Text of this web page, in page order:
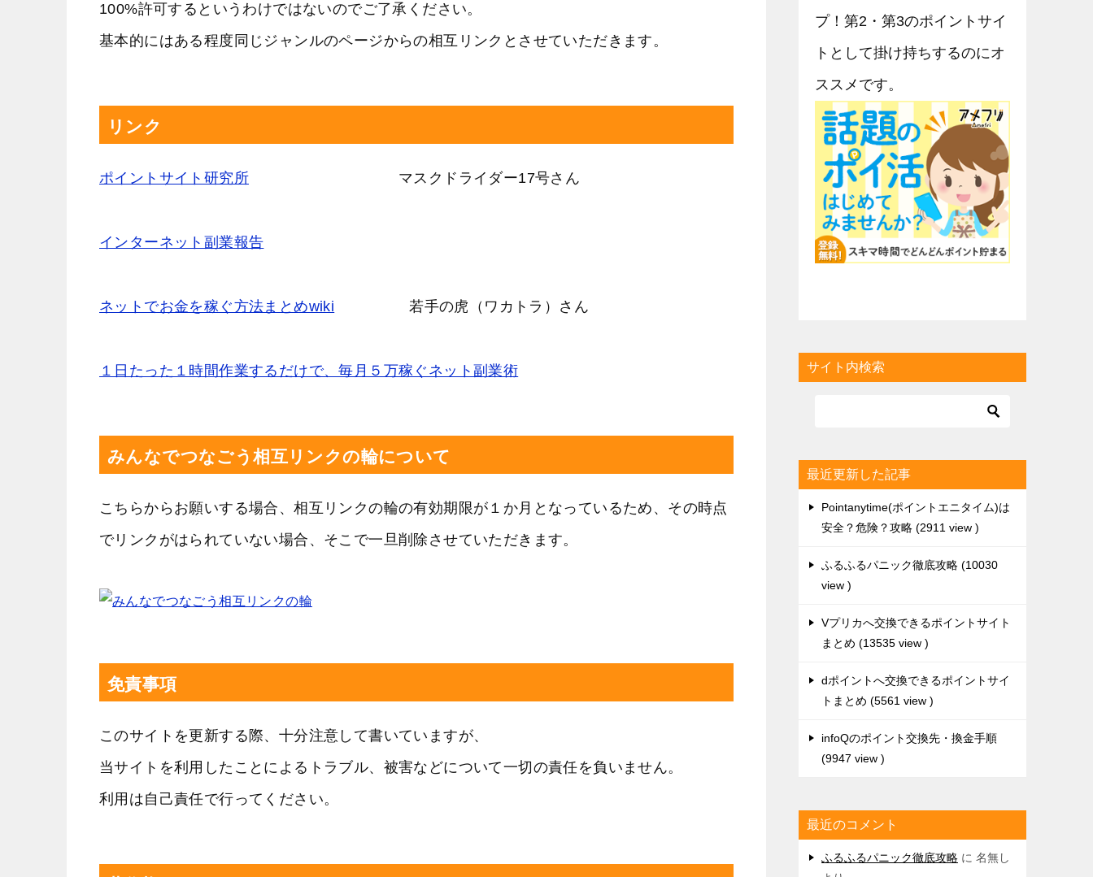
100%許可するというわけではないのでご了承ください。
基本的にはある程度同じジャンルのページからの相互リンクとさせていただきます。
リンク
ポイントサイト研究所 マスクドライダー17号さん
インターネット副業報告
ネットでお金を稼ぐ方法まとめwiki 若手の虎（ワカトラ）さん
１日たった１時間作業するだけで、毎月５万稼ぐネット副業術
みんなでつなごう相互リンクの輪について
こちらからお願いする場合、相互リンクの輪の有効期限が１か月となっているため、その時点
でリンクがはられていない場合、そこで一旦削除させていただきます。
免責事項
このサイトを更新する際、十分注意して書いていますが、
当サイトを利用したことによるトラブル、被害などについて一切の責任を負いません。
利用は自己責任で行ってください。
プ！第2・第3のポイントサイ
トとして掛け持ちするのにオ
ススメです。
サイト内検索
最近更新した記事
Pointanytime(ポイントエニタイム)は
安全？危険？攻略
2911 view
ふるふるパニック徹底攻略
10030
view
Vプリカへ交換できるポイントサイト
まとめ
13535 view
dポイントへ交換できるポイントサイ
トまとめ
5561 view
infoQのポイント交換先・換金手順
9947 view
最近のコメント
ふるふるパニック徹底攻略 に 名無し